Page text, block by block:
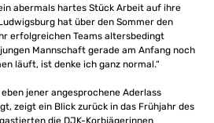
abermals hartes Stück Arbeit auf ihre
hat über den Sommer den
erfolgreichen Teams altersbedingt
Mannschaft gerade am Anfang noch
läuft, ist denke ich ganz normal.“
jener angesprochene Aderlass
zeigt ein Blick zurück in das Frühjahr des
die DJK-Korbjägerinnen